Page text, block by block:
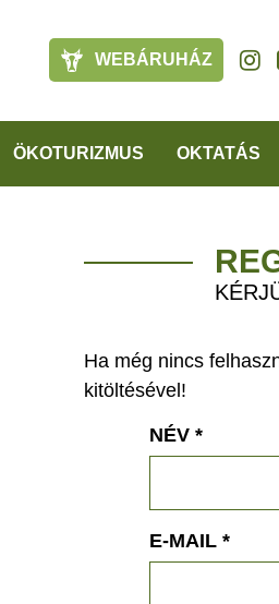
WEBÁRUHÁZ
ÖKOTURIZMUS OKTATÁS
Ha még nincs
kitöltésével!
NÉV *
E-MAIL *